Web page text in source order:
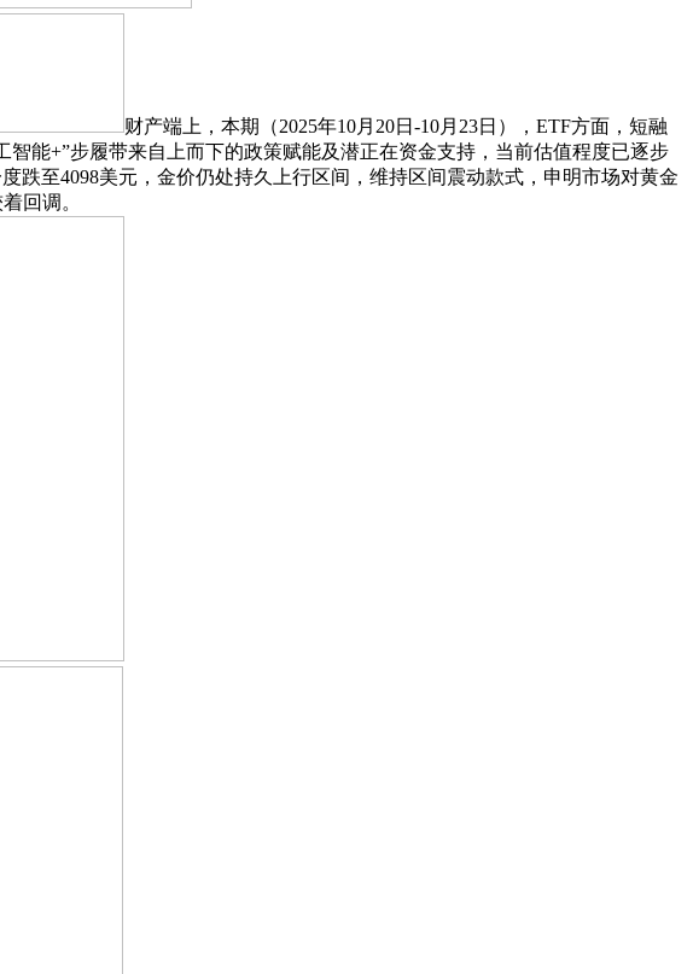
财产端上，本期（2025年10月20日-10月23日），ETF方面，短融
智能+”步履带来自上而下的政策赋能及潜正在资金支持，当前估值程度已逐步
跌至4098美元，金价仍处持久上行区间，维持区间震动款式，申明市场对黄金
回调。